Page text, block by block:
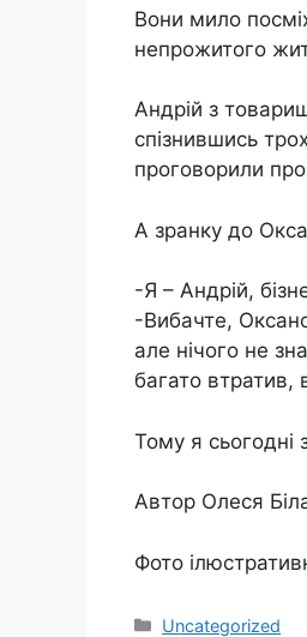
Вони мило
непрожитого
Андрій з
спізнившись
проговорили
А зранку до
-Я – Андрій,
-Вибачте,
але нічого не
багато втратив,
Тому я
Автор Олеся
Фото
Категорії
Uncategorized